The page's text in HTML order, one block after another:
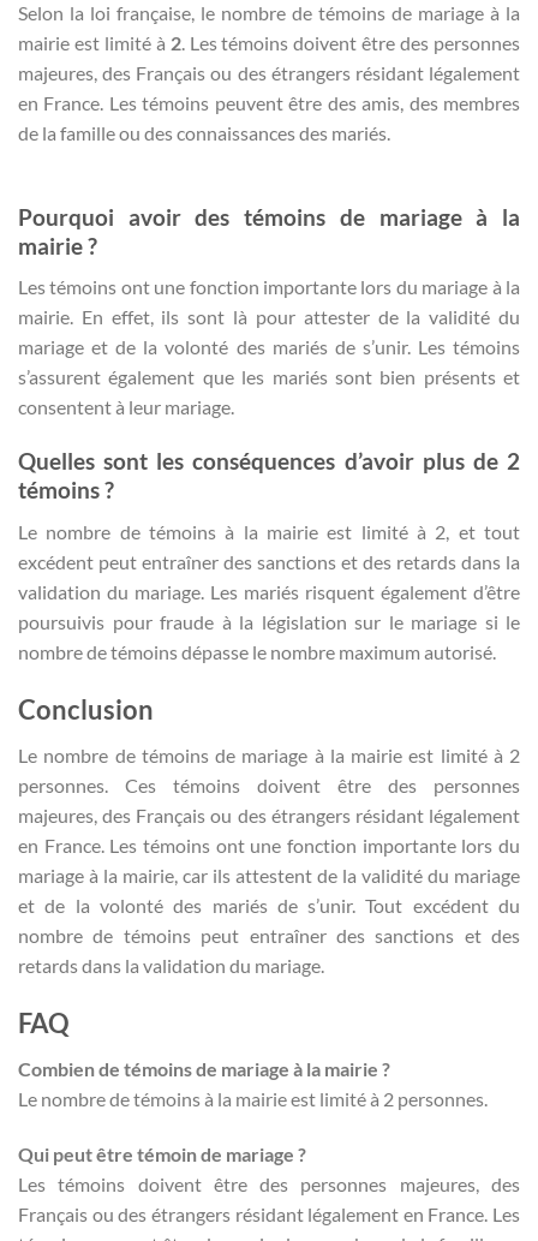
Selon la loi française, le nombre de témoins de mariage à la
mairie est limité à 2. Les témoins doivent être des personnes
majeures, des Français ou des étrangers résidant légalement
en France. Les témoins peuvent être des amis, des membres
de la famille ou des connaissances des mariés.
Pourquoi avoir des témoins de mariage à la
mairie ?
Les témoins ont une fonction importante lors du mariage à la
mairie. En effet, ils sont là pour attester de la validité du
mariage et de la volonté des mariés de s’unir. Les témoins
s’assurent également que les mariés sont bien présents et
consentent à leur mariage.
Quelles sont les conséquences d’avoir plus de 2
témoins ?
Le nombre de témoins à la mairie est limité à 2, et tout
excédent peut entraîner des sanctions et des retards dans la
validation du mariage. Les mariés risquent également d’être
poursuivis pour fraude à la législation sur le mariage si le
nombre de témoins dépasse le nombre maximum autorisé.
Conclusion
Le nombre de témoins de mariage à la mairie est limité à 2
personnes. Ces témoins doivent être des personnes
majeures, des Français ou des étrangers résidant légalement
en France. Les témoins ont une fonction importante lors du
mariage à la mairie, car ils attestent de la validité du mariage
et de la volonté des mariés de s’unir. Tout excédent du
nombre de témoins peut entraîner des sanctions et des
retards dans la validation du mariage.
FAQ
Combien de témoins de mariage à la mairie ?
Le nombre de témoins à la mairie est limité à 2 personnes.
Qui peut être témoin de mariage ?
Les témoins doivent être des personnes majeures, des
Français ou des étrangers résidant légalement en France. Les